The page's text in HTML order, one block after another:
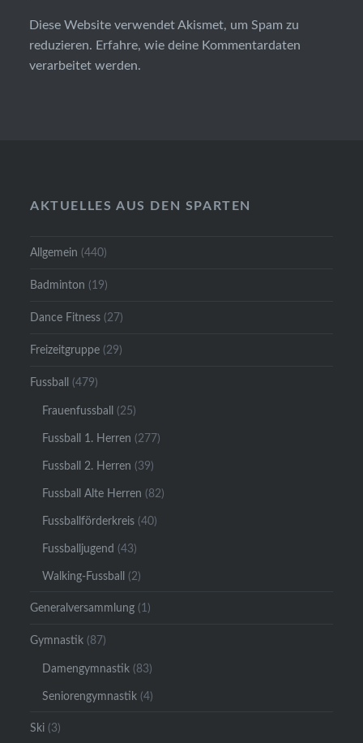
Diese Website verwendet Akismet, um Spam zu
reduzieren. Erfahre, wie deine Kommentardaten
verarbeitet werden.
AKTUELLES AUS DEN SPARTEN
Allgemein (440)
Badminton (19)
Dance Fitness (27)
Freizeitgruppe (29)
Fussball (479)
Frauenfussball (25)
Fussball 1. Herren (277)
Fussball 2. Herren (39)
Fussball Alte Herren (82)
Fussballförderkreis (40)
Fussballjugend (43)
Walking-Fussball (2)
Generalversammlung (1)
Gymnastik (87)
Damengymnastik (83)
Seniorengymnastik (4)
Ski (3)